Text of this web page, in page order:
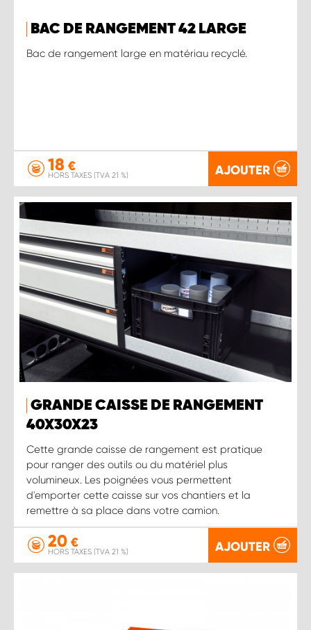
BAC DE RANGEMENT 42 LARGE
Bac de rangement large en matériau recyclé.
18 €
HORS TAXES (TVA 21 %) AJOUTER
GRANDE CAISSE DE RANGEMENT
40X30X23
Cette grande caisse de rangement est pratique
pour ranger des outils ou du matériel plus
volumineux. Les poignées vous permettent
d'emporter cette caisse sur vos chantiers et la
remettre à sa place dans votre camion.
20 €
HORS TAXES (TVA 21 %) AJOUTER